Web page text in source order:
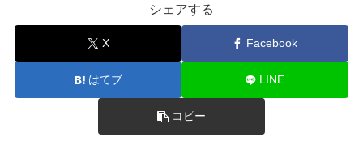
シェアする
X Facebook
はてブ LINE
コピー